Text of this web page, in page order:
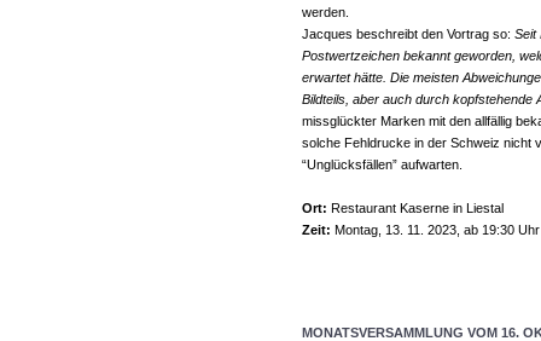
werden.
Jacques beschreibt den Vortrag so: Seit
Postwertzeichen bekannt geworden,
erwartet hätte. Die meisten
Bildteils, aber auch durch
missglückter Marken mit den allfällig
solche Fehldrucke in der Schweiz nicht
“Unglücksfällen” aufwarten.
Ort: Restaurant Kaserne in Liestal
Zeit: Montag, 13. 11. 2023, ab 19:30 Uhr
MONATSVERSAMMLUNG VOM 16.